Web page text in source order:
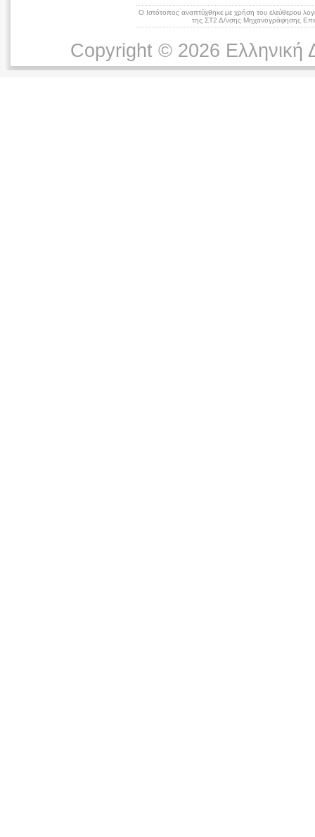
Ο Ιστότοπος αναπτύχθηκε με χρήση του ελεύθερου
της ΣΤ2 Δ/νσης Μηχανογράφησης
Copyright © 2026